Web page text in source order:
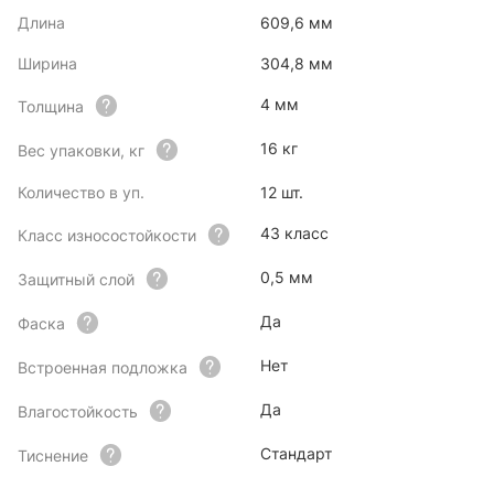
Длина 609,6 мм
Ширина 304,8 мм
Толщина 4 мм
Вес упаковки, кг 16 кг
Количество в уп. 12 шт.
Класс износостойкости 43 класс
Защитный слой 0,5 мм
Фаска Да
Встроенная подложка Нет
Влагостойкость Да
Тиснение Стандарт